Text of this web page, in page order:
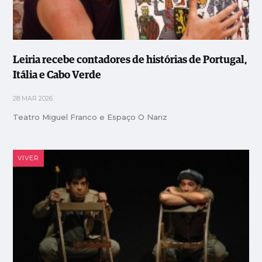
Leiria recebe contadores de histórias de Portugal,
Itália e Cabo Verde
28 MAR 2026
Teatro Miguel Franco e Espaço O Nariz
VIVER